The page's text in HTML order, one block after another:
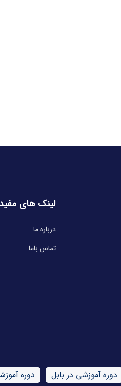
لینک های مفید
درباره ما
تماس باما
دوره آموزشی در بابل دوره